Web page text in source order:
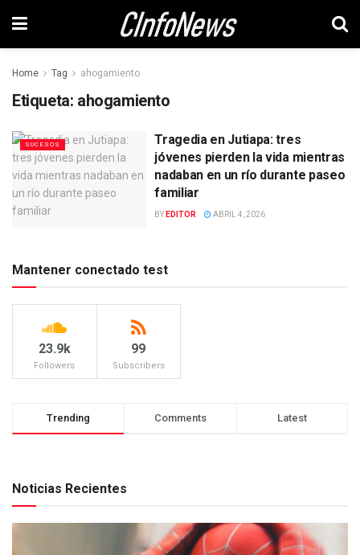
Home Tag ahogamiento
Etiqueta: ahogamiento
SUCESOS
Tragedia en Jutiapa: tres
jóvenes pierden la vida mientras
nadaban en un río durante paseo
familiar
BY EDITOR ABRIL 4, 2026
Mantener conectado test
23.9k
Followers
99
Subscribers
Trending Comments Latest
Noticias Recientes